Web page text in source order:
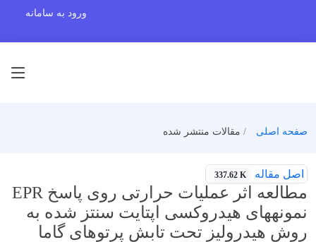
ورود به سامانه
صفحه اصلی مقالات منتشر شده
اصل مقاله 337.62 K
مطالعه اثر عملیات حرارتی روی پاسخ EPR
نمونههای هیدروکسی اپتایت سنتز شده به
روش هیدرولیز تحت تابش پرتوهای گاما